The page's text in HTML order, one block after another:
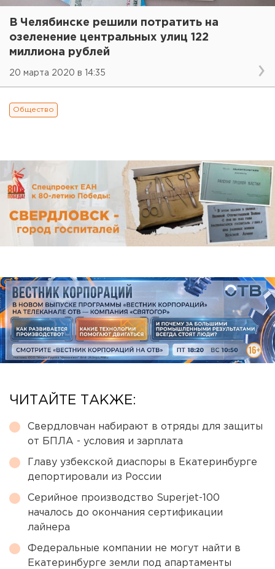
В Челябинске решили потратить на
озеленение центральных улиц 122
миллиона рублей
20 марта 2020 в 14:35
Общество
ЧИТАЙТЕ ТАКЖЕ:
Свердловчан набирают в отряды для защиты
от БПЛА - условия и зарплата
Главу узбекской диаспоры в Екатеринбурге
депортировали из России
Серийное производство Superjet-100
началось до окончания сертификации
лайнера
Федеральные компании не могут найти в
Екатеринбурге земли под апартаменты